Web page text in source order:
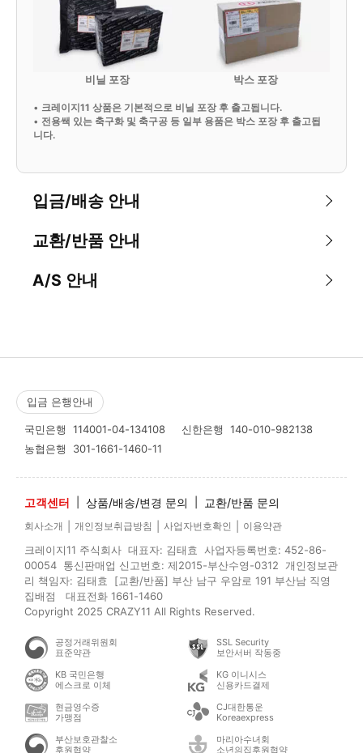
비닐 포장 박스 포장
• 크레이지11 상품은 기본적으로 비닐 포장 후 출고됩니다.
• 전용쌕 있는 축구화 및 축구공 등 일부 용품은 박스 포장 후 출고됩
니다.
입금/배송 안내
교환/반품 안내
A/S 안내
입금 은행안내
국민은행 114001-04-134108 신한은행 140-010-982138
농협은행 301-1661-1460-11
고객센터 상품/배송/변경 문의 교환/반품 문의
회사소개 개인정보취급방침 사업자번호확인 이용약관
크레이지11 주식회사 대표자: 김태효 사업자등록번호: 452-86-
00054 통신판매업 신고번호: 제2015-부산수영-0312 개인정보관
리 책임자: 김태효 [교환/반품] 부산 남구 우암로 191 부산남 직영
집배점 대표전화 1661-1460
Copyright 2025 CRAZY11 All Rights Reserved.
공정거래위원회
표준약관
SSL Security
보안서버 작동중
KB 국민은행
에스크로 이체
KG 이니시스
신용카드결제
현금영수증
가맹점
CJ대한통운
Koreaexpress
부산보호관찰소
후원협약
마리아수녀회
소년의집후원협약